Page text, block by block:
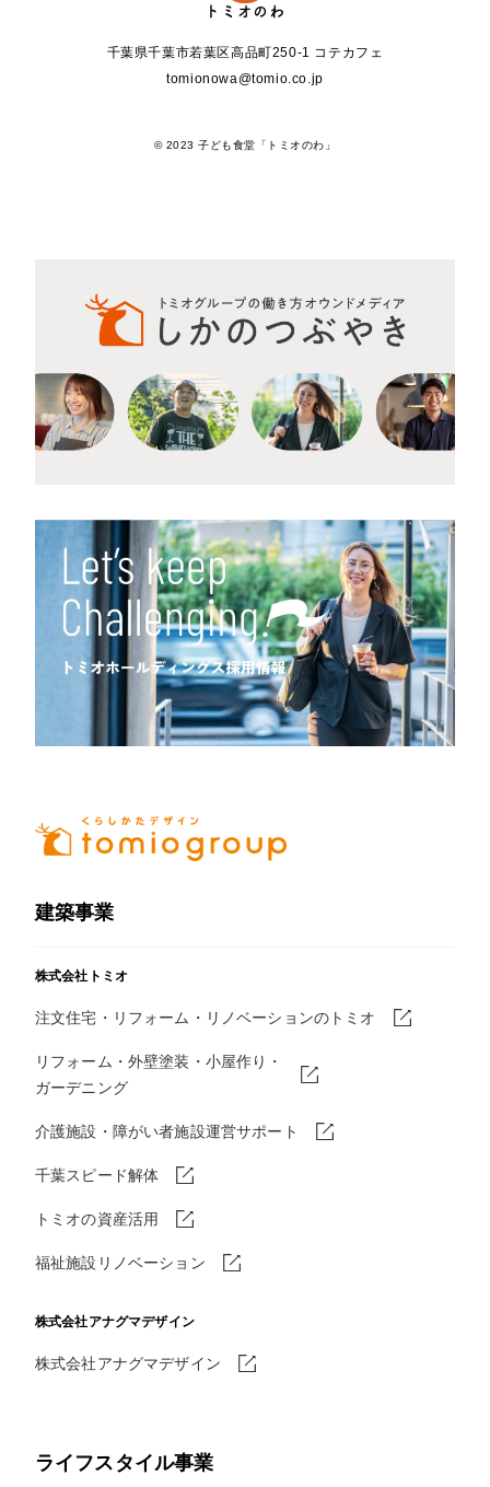
トミオのわ
千葉県千葉市若葉区高品町250-1 コテカフェ
tomionowa@tomio.co.jp
© 2023 子ども食堂「トミオのわ」
建築事業
株式会社トミオ
注文住宅・リフォーム・リノベーションのトミオ
リフォーム・外壁塗装・小屋作り・
ガーデニング
介護施設・障がい者施設運営サポート
千葉スピード解体
トミオの資産活用
福祉施設リノベーション
株式会社アナグマデザイン
株式会社アナグマデザイン
ライフスタイル事業